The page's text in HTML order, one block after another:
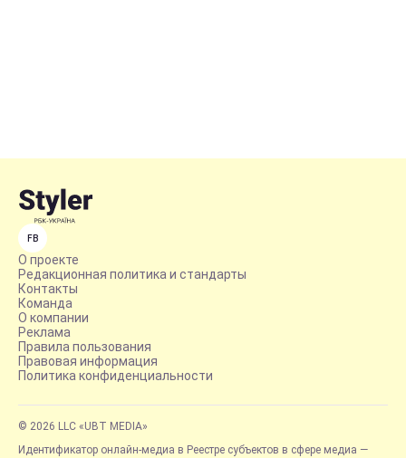
FB
О проекте
Редакционная политика и стандарты
Контакты
Команда
О компании
Реклама
Правила пользования
Правовая информация
Политика конфиденциальности
© 2026 LLC «UBT MEDIA»
Идентификатор онлайн-медиа в Реестре субъектов в сфере медиа —